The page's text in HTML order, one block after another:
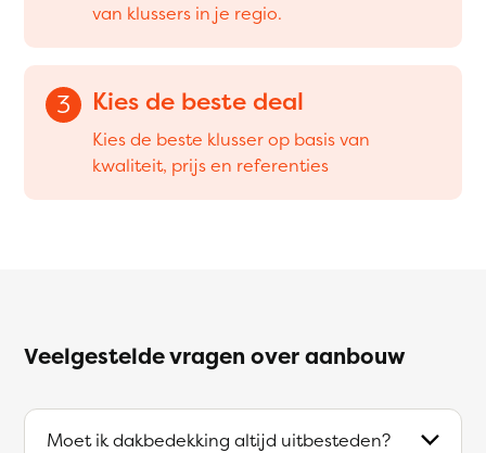
van klussers in je regio.
3 Kies de beste deal
Kies de beste klusser op basis van
kwaliteit, prijs en referenties
Veelgestelde vragen over aanbouw
Moet ik dakbedekking altijd uitbesteden?